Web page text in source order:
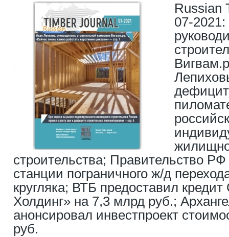
Russian
07-
строительства; Правительство
станции пограничного ж/д
кругляка; ВТБ предоставил
Холдинг» на 7,3 млрд руб.;
анонсировал инвестпроект
руб.